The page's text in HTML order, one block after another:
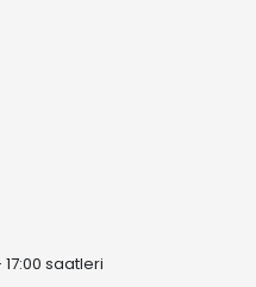
saatleri